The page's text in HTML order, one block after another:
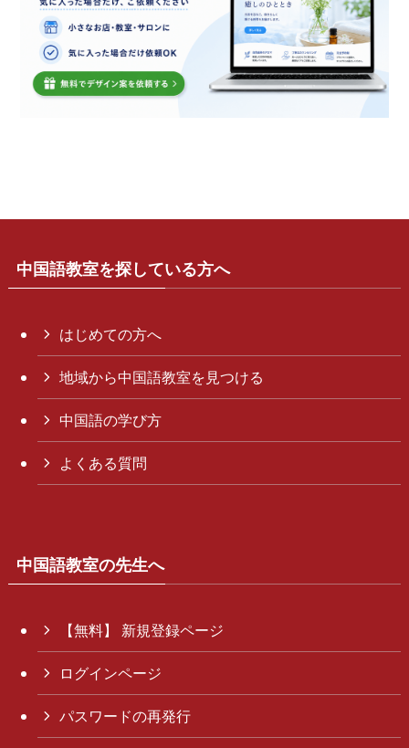
中国語教室を探している方へ
はじめての方へ
地域から中国語教室を見つける
中国語の学び方
よくある質問
中国語教室の先生へ
【無料】 新規登録ページ
ログインページ
パスワードの再発行